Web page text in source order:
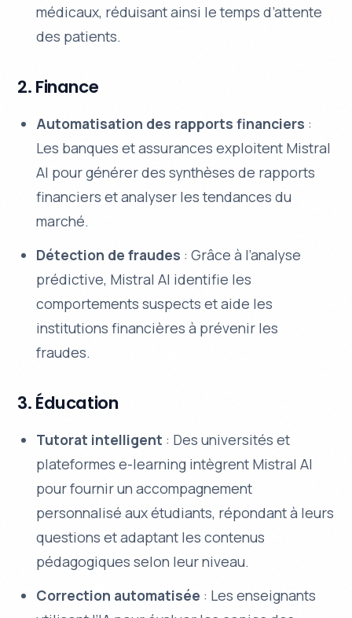
médicaux, réduisant ainsi le temps d’attente
des patients.
2. Finance
Automatisation des rapports financiers :
Les banques et assurances exploitent Mistral
AI pour générer des synthèses de rapports
financiers et analyser les tendances du
marché.
Détection de fraudes : Grâce à l’analyse
prédictive, Mistral AI identifie les
comportements suspects et aide les
institutions financières à prévenir les
fraudes.
3. Éducation
Tutorat intelligent : Des universités et
plateformes e-learning intègrent Mistral AI
pour fournir un accompagnement
personnalisé aux étudiants, répondant à leurs
questions et adaptant les contenus
pédagogiques selon leur niveau.
Correction automatisée : Les enseignants